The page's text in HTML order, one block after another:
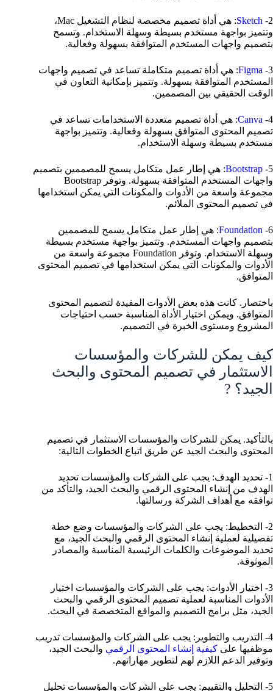
2-
Sketch
: هي أداة تصميم مخصصة لنظام التشغيل Mac،
وتتميز بواجهة مستخدم بسيطة وسهلة الاستخدام. وتسمح
بتصميم واجهات المستخدم المتوافقة بسهولة وفعالية.
3-
Figma: هي أداة تصميم متكاملة تساعد في تصميم واجهات
المستخدم المتوافقة بسهولة. وتتميز بإمكانية التعاون في
الوقت الحقيقي بين المصممين.
4-
Canva: هي أداة تصميم متعددة الاستخدامات تساعد في
تصميم المحتوى المتوافق بسهولة وفعالية. وتتميز بواجهة
مستخدم بسيطة وسهلة الاستخدام.
5-
Bootstrap: هي إطار عمل متكامل يسمح للمصممين بتصميم
واجهات المستخدم المتوافقة بسهولة. وتوفر Bootstrap
مجموعة واسعة من الأدوات والمكونات التي يمكن استخدامها
في تصميم المحتوى الملائم.
6-
Foundation: هي إطار عمل متكامل يسمح للمصممين
بتصميم واجهات المستخدم. وتتميز بواجهة مستخدم بسيطة
وسهلة الاستخدام. وتوفر Foundation مجموعة واسعة من
الأدوات والمكونات التي يمكن استخدامها في تصميم المحتوى
المتوافق.
باختصار. كانت هذه بعض الأدوات المفيدة لتصميم المحتوى
المتوافق. ويمكن اختيار الأداة المناسبة حسب احتياجات
المشروع ومستوى الخبرة في التصميم.
كيف يمكن للشركات والمؤسسات
الاستثمار في تصميم المحتوى والبحث
الجيد؟ ?
بالتأكيد. يمكن للشركات والمؤسسات الاستثمار في تصميم
المحتوى والبحث الجيد عن طريق اتباع الخطوات التالية:
1- تحديد الهدف: يجب على الشركات والمؤسسات تحديد
الهدف من إنشاء المحتوى الرقمي والبحث الجيد، والتأكد من
توافقه مع أهداف الشركة ورسالتها.
2- التخطيط: يجب على الشركات والمؤسسات وضع خطة
تفصيلية لعملية إنشاء المحتوى الرقمي والبحث الجيد، مع
تحديد الموضوعات والكلمات الرئيسية المناسبة والمصادر
الموثوقة.
3- اختيار الأدوات: يجب على الشركات والمؤسسات اختيار
الأدوات المناسبة لعملية تصميم المحتوى الرقمي والبحث
الجيد، مثل برامج التصميم والمواقع المتخصصة في البحث.
4- التدريب والتطوير: يجب على الشركات والمؤسسات تدريب
موظفيها على كيفية إنشاء المحتوى الرقمي والبحث الجيد،
وتوفير الدعم اللازم لهم لتطوير مهاراتهم.
5- التحليل والتقييم: يجب على الشركات والمؤسسات تحليل